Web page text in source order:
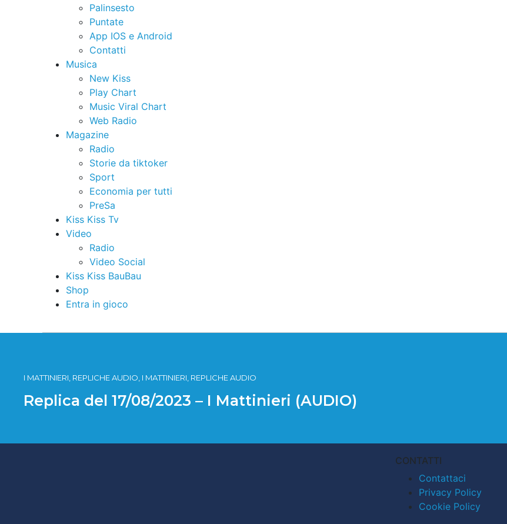
Palinsesto
Puntate
App IOS e Android
Contatti
Musica
New Kiss
Play Chart
Music Viral Chart
Web Radio
Magazine
Radio
Storie da tiktoker
Sport
Economia per tutti
PreSa
Kiss Kiss Tv
Video
Radio
Video Social
Kiss Kiss BauBau
Shop
Entra in gioco
I MATTINIERI, REPLICHE AUDIO, I MATTINIERI, REPLICHE AUDIO
Replica del 17/08/2023 – I Mattinieri (AUDIO)
CONTATTI
Contattaci
Privacy Policy
Cookie Policy